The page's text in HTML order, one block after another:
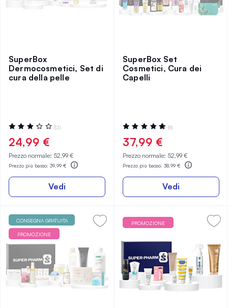
SuperBox
Dermocosmetici, Set di
cura della pelle
Valutazione:
66%
(13)
24,99 €
Prezzo normale: 52,99 €
Prezzo più basso: 39,99 €
Vedi
SuperBox Set
Cosmetici, Cura dei
Capelli
Valutazione:
100%
(8)
37,99 €
Prezzo normale: 52,99 €
Prezzo più basso: 38,99 €
Vedi
CONSEGNA GRATUITA
PROMOZIONE
PROMOZIONE